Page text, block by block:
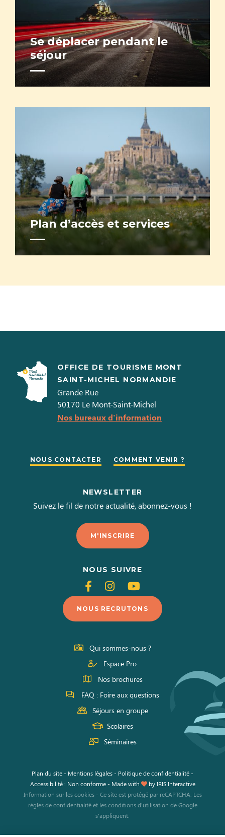
Se déplacer pendant le
séjour
Plan d’accès et services
OFFICE DE TOURISME MONT
SAINT-MICHEL NORMANDIE
Grande Rue
50170 Le Mont-Saint-Michel
Nos bureaux d'information
NOUS CONTACTER COMMENT VENIR ?
NEWSLETTER
Suivez le fil de notre actualité, abonnez-vous !
M'INSCRIRE
NOUS SUIVRE
Suivez-
nous
sur
Facebook
Suivez-
nous
sur
Instagram
Suivez-
nous
sur
Youtube
NOUS RECRUTONS
Qui sommes-nous ?
Espace Pro
Nos brochures
FAQ : Foire aux questions
Séjours en groupe
Scolaires
Séminaires
Plan du site- Mentions légales- Politique de confidentialité-
Accessibilité : Non conforme - Made with byIRIS Interactive
Information sur les cookies- Ce site est protégé par reCAPTCHA. Les
règles de confidentialitéet lesconditions d'utilisation de Google
s'appliquent.